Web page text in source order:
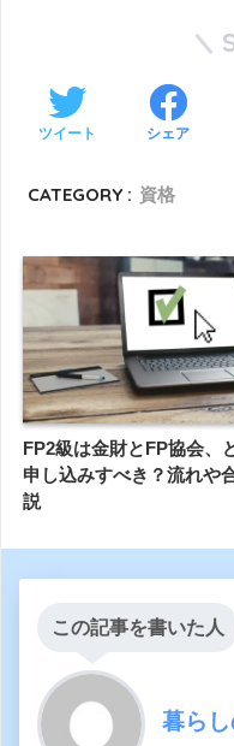
ツイート シェア
CATEGORY : 資格
FP2級は金財とFP協会、
申し込みすべき？流れや
説
この記事を書いた人
暮ら